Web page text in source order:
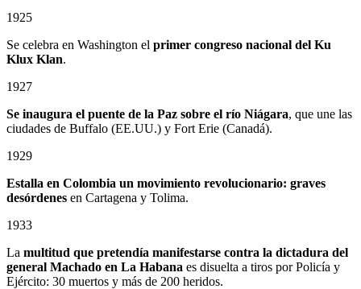
1925
Se celebra en Washington el primer congreso nacional del Ku
Klux Klan.
1927
Se inaugura el puente de la Paz sobre el río Niágara, que une las
ciudades de Buffalo (EE.UU.) y Fort Erie (Canadá).
1929
Estalla en Colombia un movimiento revolucionario: graves
desórdenes en Cartagena y Tolima.
1933
La multitud que pretendía manifestarse contra la dictadura del
general Machado en La Habana es disuelta a tiros por Policía y
Ejército: 30 muertos y más de 200 heridos.